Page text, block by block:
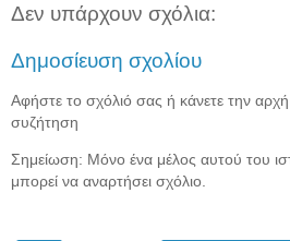
Δεν υπάρχουν σχόλια:
Δημοσίευση σχολίου
Αφήστε το σχόλιό σας ή κάνετε την
συζήτηση
Σημείωση: Μόνο ένα μέλος αυτού του
μπορεί να αναρτήσει σχόλιο.